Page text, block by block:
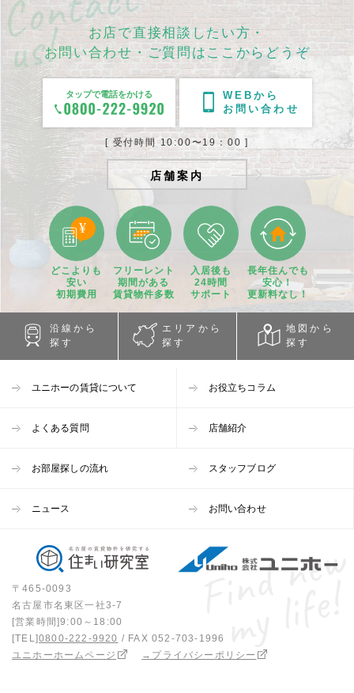
お店で直接相談したい方・
お問い合わせ・ご質問はここからどうぞ
タップで電話をかける
WEBから
お問い合わせ
[ 受付時間 10:00〜19：00 ]
店舗案内
どこよりも
安い
初期費用
フリーレント
期間がある
賃貸物件多数
入居後も
24時間
サポート
長年住んでも
安心！
更新料なし！
沿線から
探す
エリアから
探す
地図から
探す
ユニホーの賃貸について お役立ちコラム
よくある質問 店舗紹介
お部屋探しの流れ スタッフブログ
ニュース お問い合わせ
〒465-0093
名古屋市名東区一社3-7
[営業時間]9:00～18:00
[TEL]0800-222-9920 / FAX 052-703-1996
ユニホーホームページ
→プライバシーポリシー